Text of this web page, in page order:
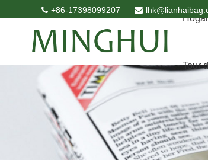
+86-17398099207
Hogar
Tour